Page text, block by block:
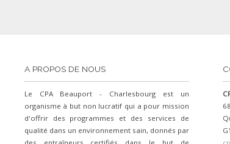
A PROPOS DE NOUS
Le CPA Beauport - Charlesbourg est un
organisme à but non lucratif qui a pour mission
d'offrir des programmes et des services de
qualité dans un environnement sain, donnés par